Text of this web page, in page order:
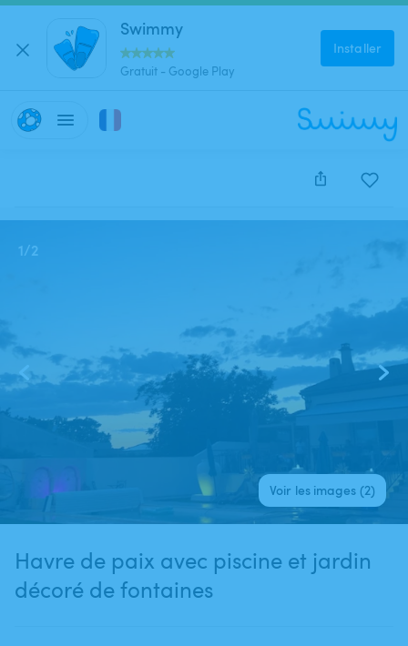
Swimmy
Gratuit - Google Play
Installer
1/2
Voir les images (2)
Havre de paix avec piscine et jardin
décoré de fontaines